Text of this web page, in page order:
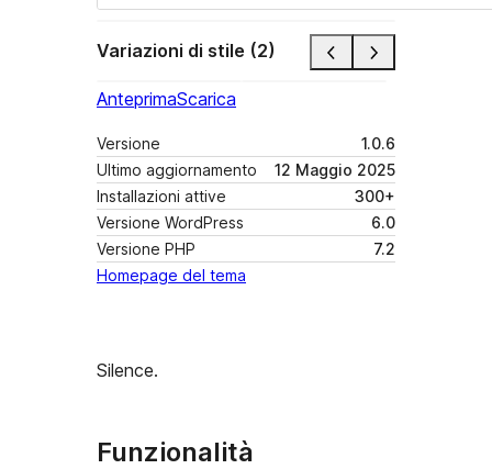
Variazioni di stile (2)
AnteprimaScarica
Versione
1.0.6
Ultimo aggiornamento
12 Maggio 2025
Installazioni attive
300+
Versione WordPress
6.0
Versione PHP
7.2
Homepage del tema
Silence.
Funzionalità